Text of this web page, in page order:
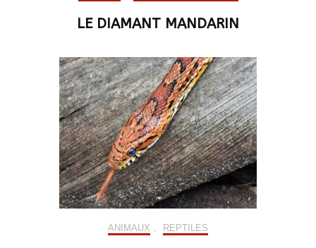
LE DIAMANT MANDARIN
ANIMAUX REPTILES